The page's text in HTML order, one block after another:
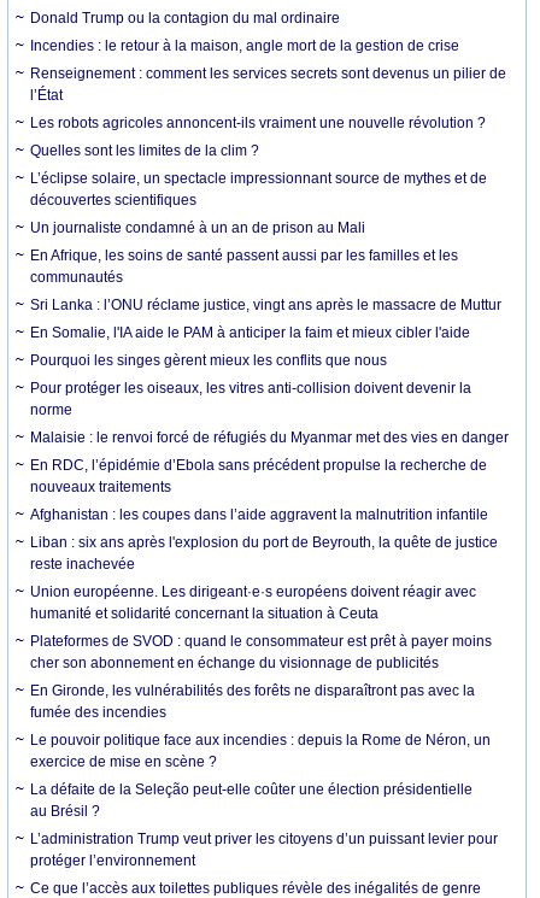
Donald Trump ou la contagion du mal ordinaire
Incendies : le retour à la maison, angle mort de la gestion de crise
Renseignement : comment les services secrets sont devenus un pilier de
l’État
Les robots agricoles annoncent-ils vraiment une nouvelle révolution ?
Quelles sont les limites de la clim ?
L’éclipse solaire, un spectacle impressionnant source de mythes et de
découvertes scientifiques
Un journaliste condamné à un an de prison au Mali
En Afrique, les soins de santé passent aussi par les familles et les
communautés
Sri Lanka : l’ONU réclame justice, vingt ans après le massacre de Muttur
En Somalie, l'IA aide le PAM à anticiper la faim et mieux cibler l'aide
Pourquoi les singes gèrent mieux les conflits que nous
Pour protéger les oiseaux, les vitres anti-collision doivent devenir la
norme
Malaisie : le renvoi forcé de réfugiés du Myanmar met des vies en danger
En RDC, l’épidémie d’Ebola sans précédent propulse la recherche de
nouveaux traitements
Afghanistan : les coupes dans l’aide aggravent la malnutrition infantile
Liban : six ans après l'explosion du port de Beyrouth, la quête de justice
reste inachevée
Union européenne. Les dirigeant·e·s européens doivent réagir avec
humanité et solidarité concernant la situation à Ceuta
Plateformes de SVOD : quand le consommateur est prêt à payer moins
cher son abonnement en échange du visionnage de publicités
En Gironde, les vulnérabilités des forêts ne disparaîtront pas avec la
fumée des incendies
Le pouvoir politique face aux incendies : depuis la Rome de Néron, un
exercice de mise en scène ?
La défaite de la Seleção peut-elle coûter une élection présidentielle
au Brésil ?
L’administration Trump veut priver les citoyens d’un puissant levier pour
protéger l’environnement
Ce que l’accès aux toilettes publiques révèle des inégalités de genre